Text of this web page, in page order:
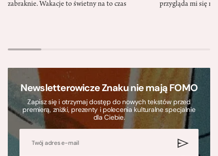
zabraknie. Wakacje to świetny na to czas
przygląda mi się
Newsletterowicze Znaku nie mają FOMO
Zapisz się i otrzymaj dostęp do nowych tekstów przed
premierą, zniżki, prezenty i polecenia kulturalne specjalnie
dla Ciebie.